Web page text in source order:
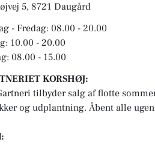
5, 8721 Daugård
- Fredag: 08.00 - 20.00
10.00 - 20.00
08.00 - 15.00
KORSHØJ:
tilbyder salg af flotte
og udplantning. Åbent alle